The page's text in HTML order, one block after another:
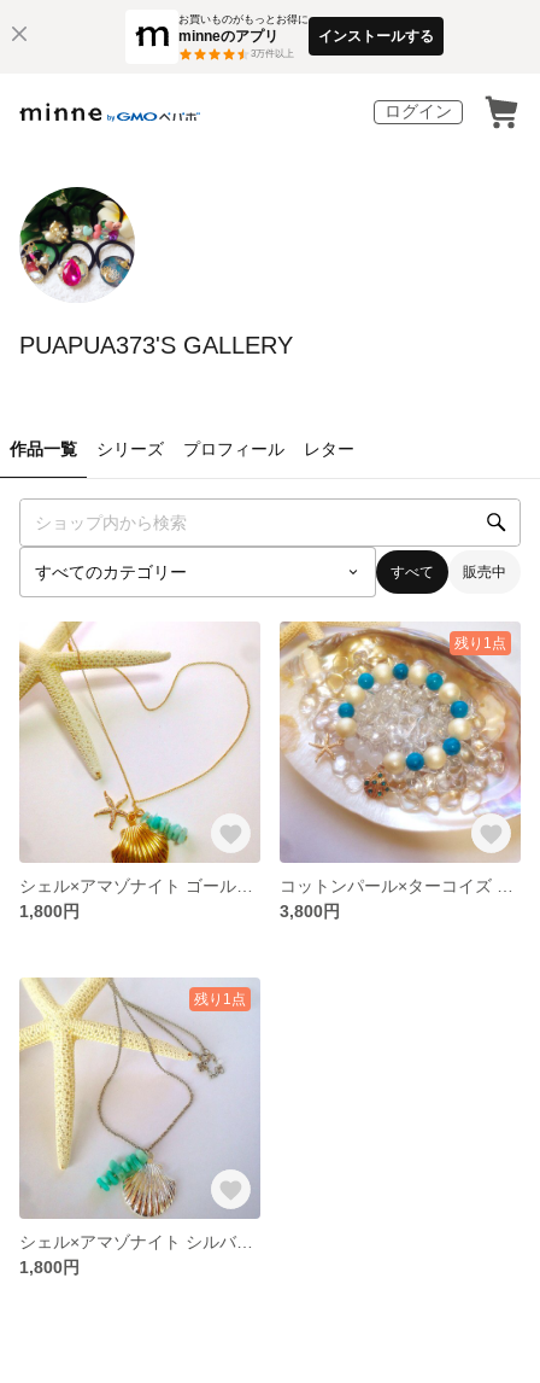
お買いものがもっとお得に
minneのアプリ
3万件以上
インストールする
ログイン
PUAPUA373'S GALLERY
作品一覧 シリーズ プロフィール レター
すべて 販売中
1,800円
残り1点
3,800円
残り1点
シェル×アマゾナイト シルバーネックレス
1,800円